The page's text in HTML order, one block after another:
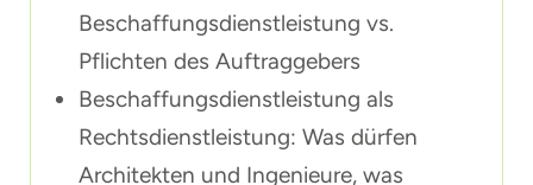
Beschaffungsdienstleistung vs.
Pflichten des Auftraggebers
Beschaffungsdienstleistung als
Rechtsdienstleistung: Was dürfen
Architekten und Ingenieure, was